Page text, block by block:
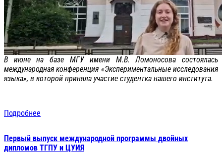
В июне на базе МГУ имени М.В. Ломоносова состоялась
международная конференция «Экспериментальные исследования
языка», в которой приняла участие студентка нашего института.
Подробнее
Первый выпуск международной программы двойных
дипломов ТГПУ и ЦУИЯ